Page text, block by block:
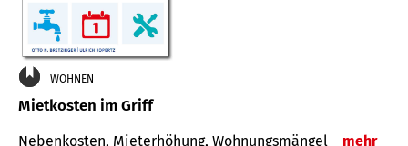
WOHNEN
Mietkosten im Griff
Nebenkosten, Mieterhöhung, Wohnungsmängel mehr